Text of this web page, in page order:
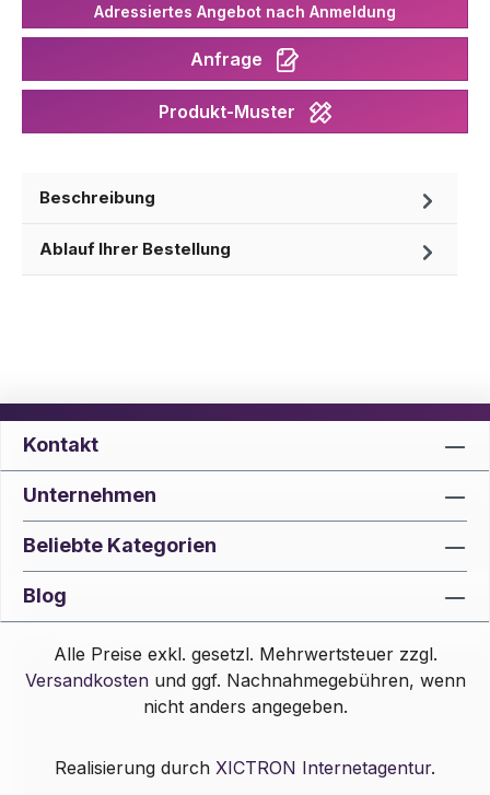
Adressiertes Angebot nach Anmeldung
Anfrage
Produkt-Muster
Beschreibung
Ablauf Ihrer Bestellung
Kontakt
Unternehmen
Beliebte Kategorien
Blog
Alle Preise exkl. gesetzl. Mehrwertsteuer zzgl.
Versandkostenund ggf. Nachnahmegebühren, wenn
nicht anders angegeben.
Realisierung durch XICTRON Internetagentur.